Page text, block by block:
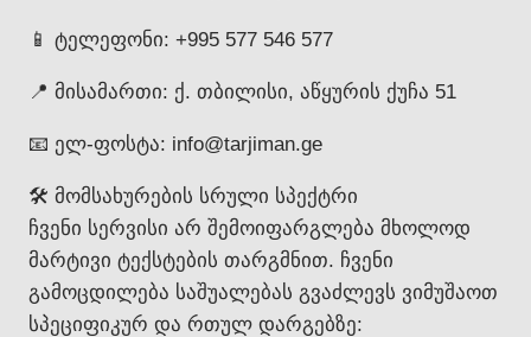
📱 ტელეფონი: +995 577 546 577
📍 მისამართი: ქ. თბილისი, აწყურის ქუჩა 51
📧 ელ-ფოსტა: info@tarjiman.ge
🛠 მომსახურების სრული სპექტრი
ჩვენი სერვისი არ შემოიფარგლება მხოლოდ
მარტივი ტექსტების თარგმნით. ჩვენი
გამოცდილება საშუალებას გვაძლევს ვიმუშაოთ
სპეციფიკურ და რთულ დარგებზე: